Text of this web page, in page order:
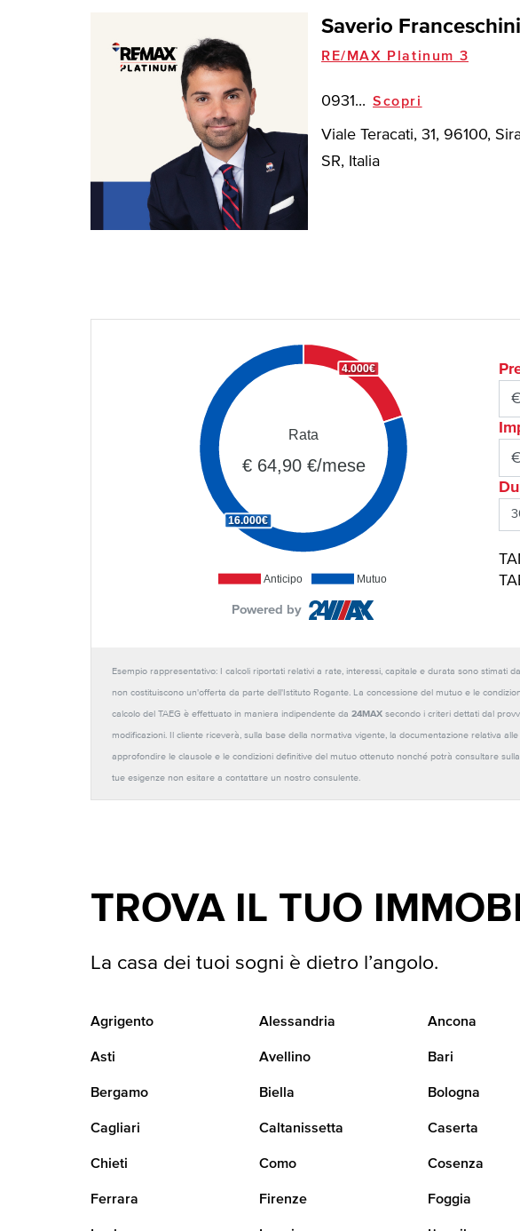
Saverio Franceschini
RE/MAX Platinum 3
0931... Scopri
Viale Teracati, 31, 96100,
SR, Italia
Anticipo Mutuo
4.000€
16.000€
Rata
€ 64,90 €/mese
Powered by
Esempio rappresentativo: I calcoli riportati relativi a rate, interessi, capitale e durata sono stimati da
non costituiscono un'offerta da parte dell'Istituto Rogante. La concessione del mutuo e le
calcolo del TAEG è effettuato in maniera indipendente da 24MAXsecondo i criteri dettati dal
modificazioni. Il cliente riceverà, sulla base della normativa vigente, la documentazione relativa
approfondire le clausole e le condizioni definitive del mutuo ottenuto nonché potrà consultare
tue esigenze non esitare a contattare un nostro consulente.
TROVA IL TUO
La casa dei tuoi sogni è dietro l’angolo.
Agrigento Alessandria Ancona
Asti Avellino Bari
Bergamo Biella Bologna
Cagliari Caltanissetta Caserta
Chieti Como Cosenza
Ferrara Firenze Foggia